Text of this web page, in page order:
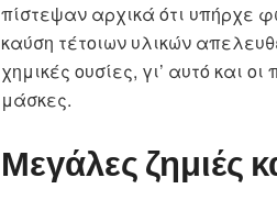
πίστεψαν αρχικά ότι υπήρχε
καύση τέτοιων υλικών
χημικές ουσίες, γι’ αυτό και
μάσκες.
Μεγάλες ζημιές